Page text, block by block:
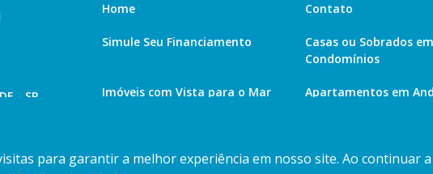
para garantir a melhor experiência em nosso site. Ao continuar
- SP
Home Contato
Simule Seu Financiamento
Casas ou Sobrados em
Condomínios
Imóveis com Vista para o Mar Apartamentos em